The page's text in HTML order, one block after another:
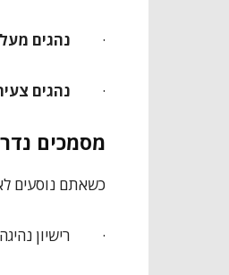
· נהגים מעל
· נהגים
מסמכים
כשאתם נוסעים
· רישיון